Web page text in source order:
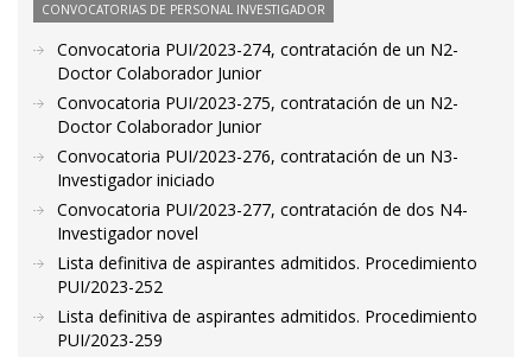
CONVOCATORIAS DE PERSONAL INVESTIGADOR
Convocatoria PUI/2023-274, contratación de un N2-
Doctor Colaborador Junior
Convocatoria PUI/2023-275, contratación de un N2-
Doctor Colaborador Junior
Convocatoria PUI/2023-276, contratación de un N3-
Investigador iniciado
Convocatoria PUI/2023-277, contratación de dos N4-
Investigador novel
Lista definitiva de aspirantes admitidos. Procedimiento
PUI/2023-252
Lista definitiva de aspirantes admitidos. Procedimiento
PUI/2023-259